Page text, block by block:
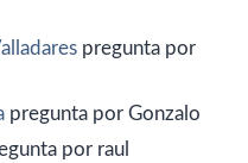
pregunta por
pregunta por Gonzalo
por raul